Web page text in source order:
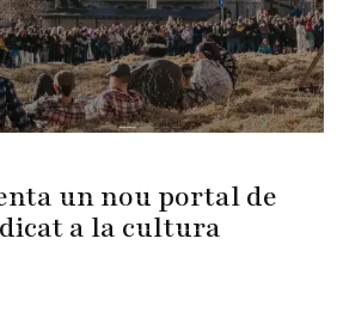
un nou portal de
a la cultura